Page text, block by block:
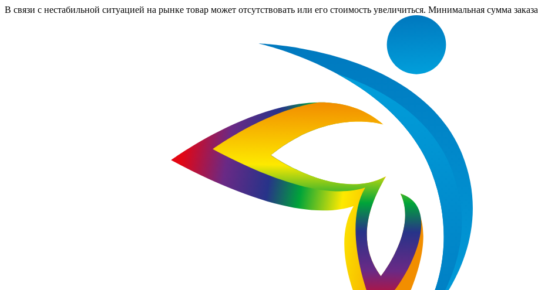
В связи с нестабильной ситуацией на рынке товар может отсутствовать или его стоимость увеличиться. Минимальная сумма заказа